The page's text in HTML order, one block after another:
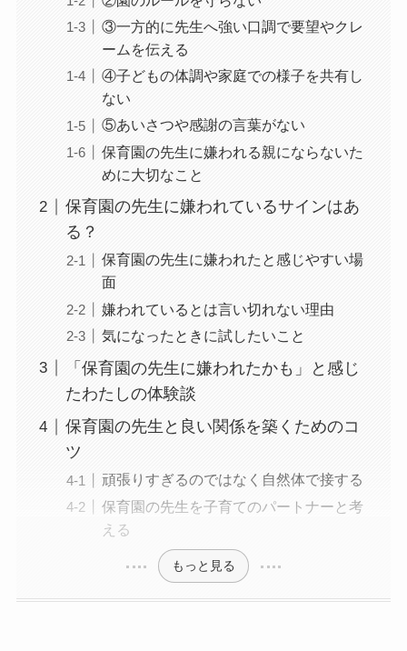
③一方的に先生へ強い口調で要望やクレ
ームを伝える
④子どもの体調や家庭での様子を共有し
ない
⑤あいさつや感謝の言葉がない
保育園の先生に嫌われる親にならないた
めに大切なこと
保育園の先生に嫌われているサインはあ
る？
保育園の先生に嫌われたと感じやすい場
面
嫌われているとは言い切れない理由
気になったときに試したいこと
「保育園の先生に嫌われたかも」と感じ
たわたしの体験談
保育園の先生と良い関係を築くためのコ
ツ
頑張りすぎるのではなく自然体で接する
保育園の先生を子育てのパートナーと考
える
もっと見る